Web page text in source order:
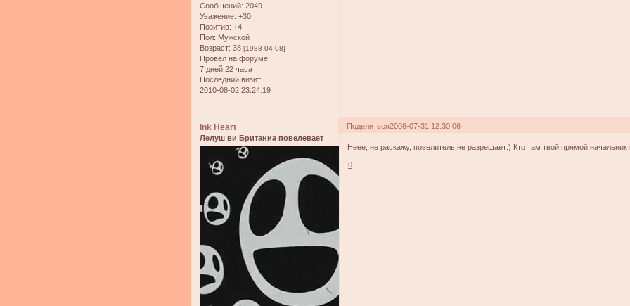
Сообщений: 2049
Уважение: +30
Позитив: +4
Пол: Мужской
Возраст: 38 [1988-04-08]
Провел на форуме:
7 дней 22 часа
Последний визит:
2010-08-02 23:24:19
Поделиться2008-07-31 12:30:06
Ink Heart
Лелуш ви Британиа повелевает
Неее, не раскажу, повелитель не разрешает:) Кто там твой прямой
0